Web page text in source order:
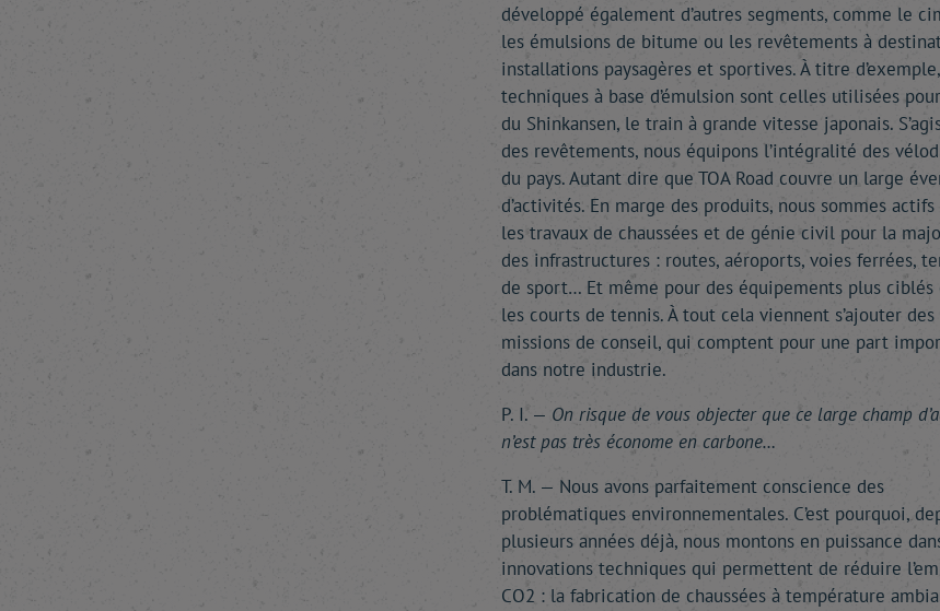
développé également d’autres segments, comme le
les émulsions de bitume ou les revêtements à
installations paysagères et sportives. À titre
techniques à base d’émulsion sont celles utilisées
du Shinkansen, le train à grande vitesse japonais.
des revêtements, nous équipons l’intégralité des
du pays. Autant dire que TOA Road couvre un large
d’activités. En marge des produits, nous sommes actifs
les travaux de chaussées et de génie civil pour la
des infrastructures : routes, aéroports, voies ferrées,
de sport… Et même pour des équipements plus ciblés
les courts de tennis. À tout cela viennent s’ajouter des
missions de conseil, qui comptent pour une part
dans notre industrie.
P. I. — On risque de vous objecter que ce large champ
n’est pas très économe en carbone…
T. M. — Nous avons parfaitement conscience des
problématiques environnementales. C’est pourquoi,
plusieurs années déjà, nous montons en puissance
innovations techniques qui permettent de réduire
CO2 : la fabrication de chaussées à température